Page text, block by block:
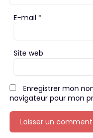
E-mail *
Site web
Enregistrer mon
navigateur pour mon